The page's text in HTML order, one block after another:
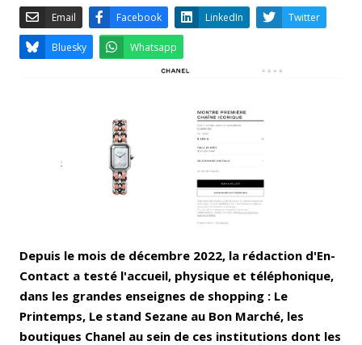
Facebook LinkedIn
Whatsapp
Depuis le mois de décembre 2022, la rédaction d'En-
Contact a testé l'accueil, physique et téléphonique,
dans les grandes enseignes de shopping : Le
Printemps, Le stand Sezane au Bon Marché, les
boutiques Chanel au sein de ces institutions dont les